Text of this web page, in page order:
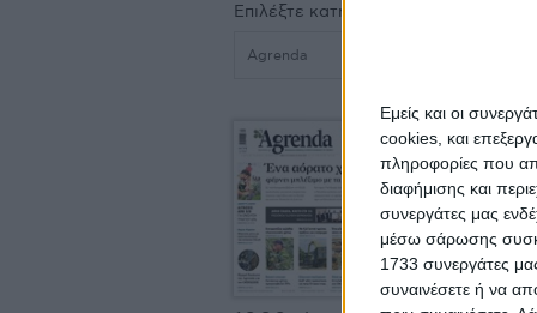
Εμείς και οι
cookies, και
πληροφορίες που
διαφήμισης και
συνεργάτες μας
μέσω σάρωσης
1733 συνεργάτες
συναινέσετε ή να
Επιλέξτε κατηγορία
Agrenda